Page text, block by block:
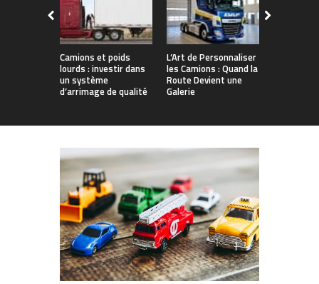
Camions et poids
lourds : investir dans
un système
d’arrimage de qualité
L’Art de Personnaliser
les Camions : Quand la
Route Devient une
Galerie